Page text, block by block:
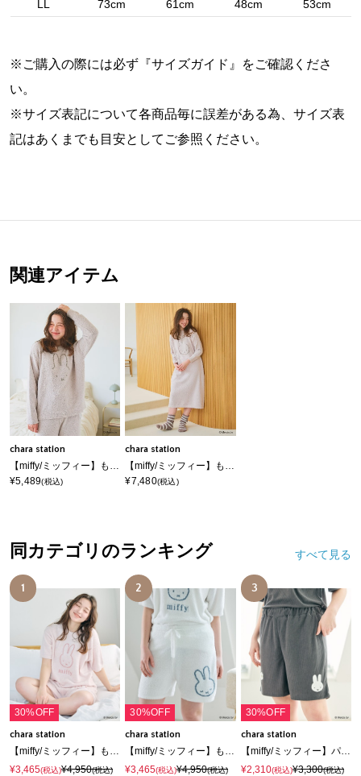
73cm 61cm 48cm 53cm
※ご購入の際には必ず『サイズガイド 』をご確認くださ
い。
※サイズ表記について各商品毎に誤差がある為、サイズ表
記はあくまでも目安としてご参照ください。
関連アイテム
chara station
【miffy/ミッフィー】もこもこルームウェア長袖トップス（上下別売り）
¥5,489(税込)
chara station
【miffy/ミッフィー】もこもこルームウェアワンピース
¥7,480(税込)
同カテゴリのランキング すべて見る
1
30%OFF
chara station
【miffy/ミッフィー】もちふわsleepソフトエアニット半袖トップスルームウェア◆別注◆上下別売り
¥3,465(税込)¥4,950(税込)
2
30%OFF
chara station
【miffy/ミッフィー】もちふわsleepソフトエアニットショートパンツルームウェア◆別注◆上下別売り
¥3,465(税込)¥4,950(税込)
3
30%OFF
chara station
【miffy/ミッフィー】パイルリブショートパンツ/ルームウェア◆別注◆上下別売り（2026SS）
¥2,310(税込)¥3,300(税込)